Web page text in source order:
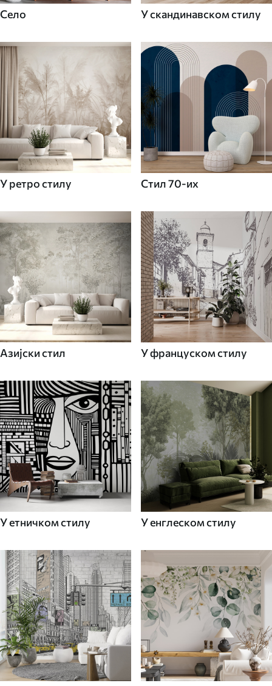
Село У скандинавском стилу
У ретро стилу Стил 70-их
Азијски стил У француском стилу
У етничком стилу У енглеском стилу